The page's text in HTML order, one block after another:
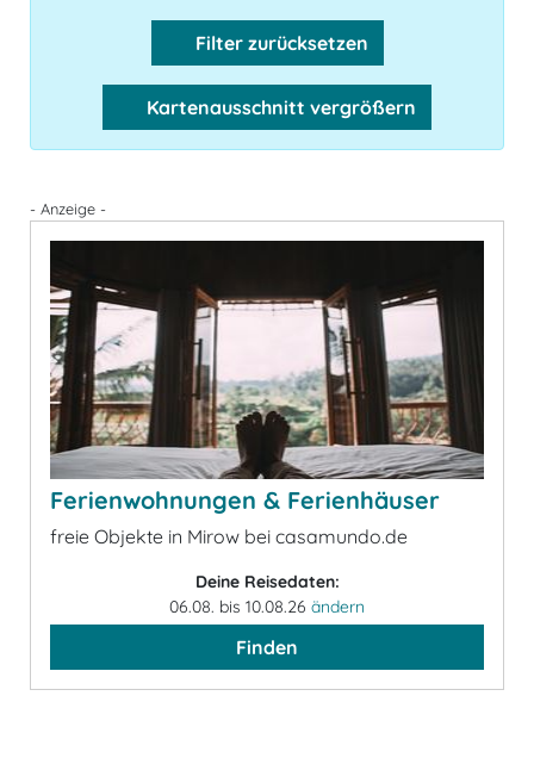
Filter zurücksetzen
Kartenausschnitt vergrößern
- Anzeige -
Ferienwohnungen & Ferienhäuser
freie Objekte in Mirow bei casamundo.de
Deine Reisedaten:
06.08. bis 10.08.26 ändern
Finden